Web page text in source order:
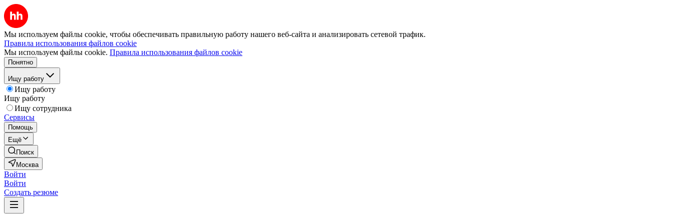
Мы используем файлы cookie, чтобы обеспечивать правильную работу нашего веб-сайта и анализировать сетевой трафик.
Правила использования файлов cookie
Мы используем файлы cookie. Правила использования файлов cookie
Понятно
Ищу работу
Ищу работу
Ищу работу
Ищу сотрудника
Сервисы
Помощь
Ещё
Поиск
Москва
Войти
Войти
Создать резюме